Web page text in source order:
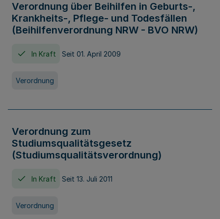
Verordnung über Beihilfen in Geburts-,
Krankheits-, Pflege- und Todesfällen
(Beihilfenverordnung NRW - BVO NRW)
In Kraft Seit 01. April 2009
Verordnung
Verordnung zum
Studiumsqualitätsgesetz
(Studiumsqualitätsverordnung)
In Kraft Seit 13. Juli 2011
Verordnung